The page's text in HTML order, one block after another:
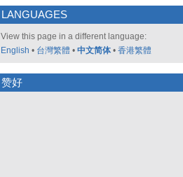
LANGUAGES
View this page in a different language:
English • 台灣繁體 • 中文简体 • 香港繁體
赞好